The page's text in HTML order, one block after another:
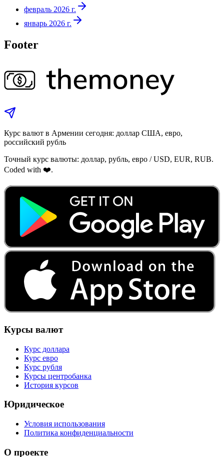
февраль 2026 г.
январь 2026 г.
Footer
Курс валют в Армении сегодня: доллар США, евро,
российский рубль
Точный курс валюты: доллар, рубль, евро / USD, EUR, RUB.
Coded with ❤️.
Курсы валют
Курс доллара
Курс евро
Курс рубля
Курсы центробанка
История курсов
Юридическое
Условия использования
Политика конфиденциальности
О проекте